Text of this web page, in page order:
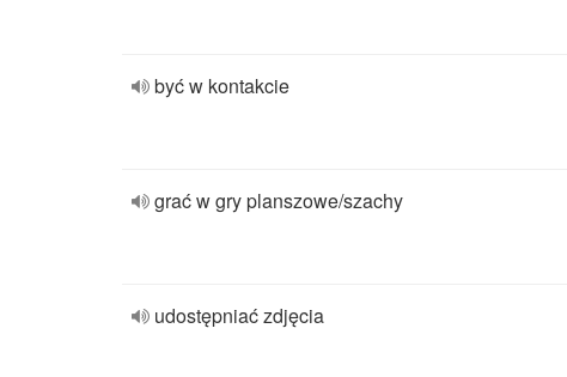
być w kontakcie
grać w gry planszowe/szachy
udostępniać zdjęcia